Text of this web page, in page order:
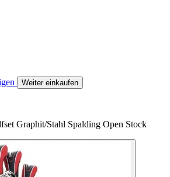
Weiter einkaufen
Graphit/Stahl Spalding Open Stock